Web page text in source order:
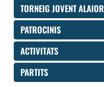
TORNEIG JOVENT ALAIOR
PATROCINIS
ACTIVITATS
PARTITS